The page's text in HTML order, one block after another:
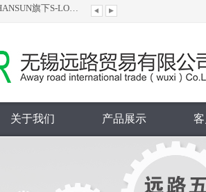
本公司为台湾ASIANTOOL水银滑环大陆授...
本公司为韩国ginice吉尼斯大陆授权代理...
代理销售韩国HANSUN旗下S-LOK管阀件...
关于我们 产品展示